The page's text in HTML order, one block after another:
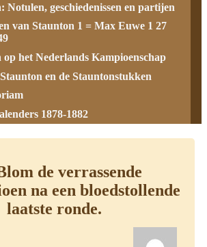
Notulen, geschiedenissen en partijen
van Staunton 1 = Max Euwe 1 27
op het Nederlands Kampioenschap
en de Stauntonstukken
1878-1882
de verrassende
na een bloedstollende
laatste ronde.